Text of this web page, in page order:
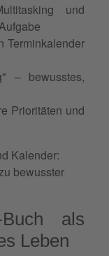
und
Terminkalender
– bewusstes,
Prioritäten und
als
Leben